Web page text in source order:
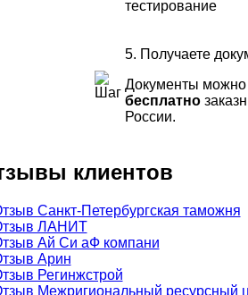
тестирование
5. Получаете
Документы можно
бесплатно
России.
клиентов